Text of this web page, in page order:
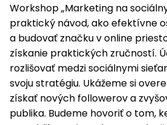
Workshop „Marketing na
praktický návod, ako efektívne
a budovať značku v online
získanie praktických zručností.
rozlišovať medzi sociálnymi
svoju stratégiu. Ukážeme si
získať nových followerov a
publika. Budeme hovoriť o tom,